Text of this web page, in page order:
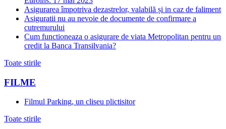
Asigurarea împotriva dezastrelor, valabilă și in caz de faliment
Asiguratii nu au nevoie de documente de confirmare a
cutremurului
Cum functioneaza o asigurare de viata Metropolitan pentru un
credit la Banca Transilvania?
Toate stirile
FILME
Filmul Parking, un cliseu plictisitor
Toate stirile